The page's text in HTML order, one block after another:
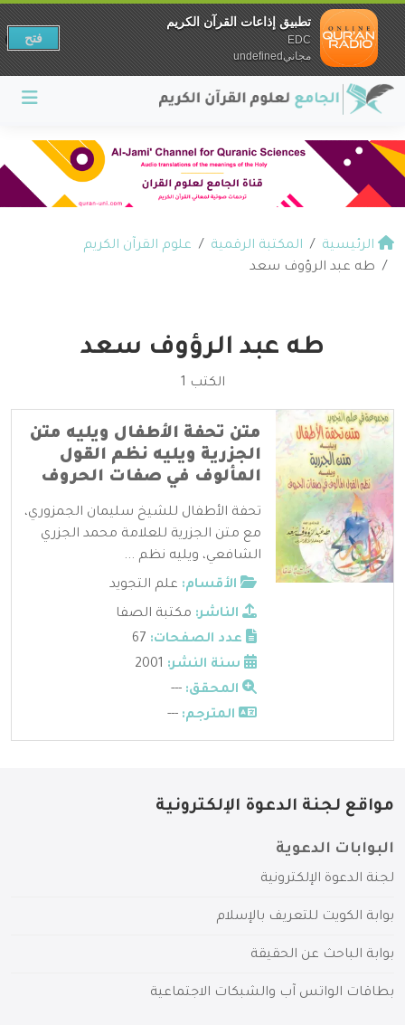
الرئيسية المكتبة الرقمية
علوم القرآن الكريم
طه عبد الرؤوف سعد
طه عبد الرؤوف سعد
الكتب 1
متن تحفة الأطفال ويليه متن
الجزرية ويليه نظم القول
المألوف في صفات الحروف
تحفة الأطفال للشيخ سليمان الجمزوري،
مع متن الجزرية للعلامة محمد الجزري
الشافعي، ويليه نظم ...
الأقسام: علم التجويد
الناشر: مكتبة الصفا
عدد الصفحات:
سنة النشر:
المحقق: ---
المترجم: ---
مواقع لجنة الدعوة الإلكترونية
البوابات الدعوية
لجنة الدعوة الإلكترونية
بوابة الكويت للتعريف بالإسلام
بوابة الباحث عن الحقيقة
بطاقات الواتس آب والشبكات الاجتماعية
تطبيق إذاعات القرآن الكريم
EDC
مجانيundefined
فتح